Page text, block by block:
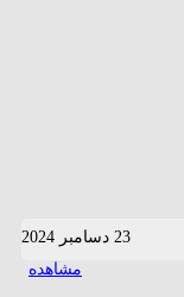
23 دسامبر 2024
مشاهده